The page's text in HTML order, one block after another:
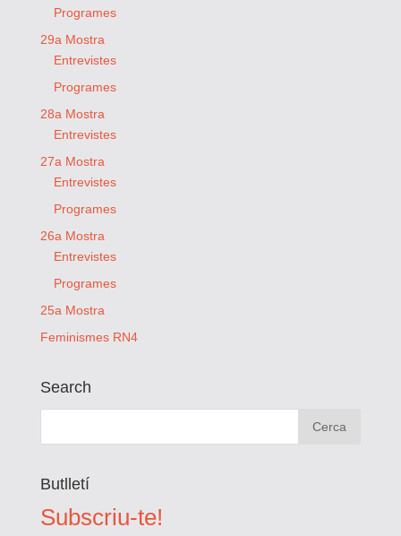
Programes
29a Mostra
Entrevistes
Programes
28a Mostra
Entrevistes
27a Mostra
Entrevistes
Programes
26a Mostra
Entrevistes
Programes
25a Mostra
Feminismes RN4
Search
Butlletí
Subscriu-te!